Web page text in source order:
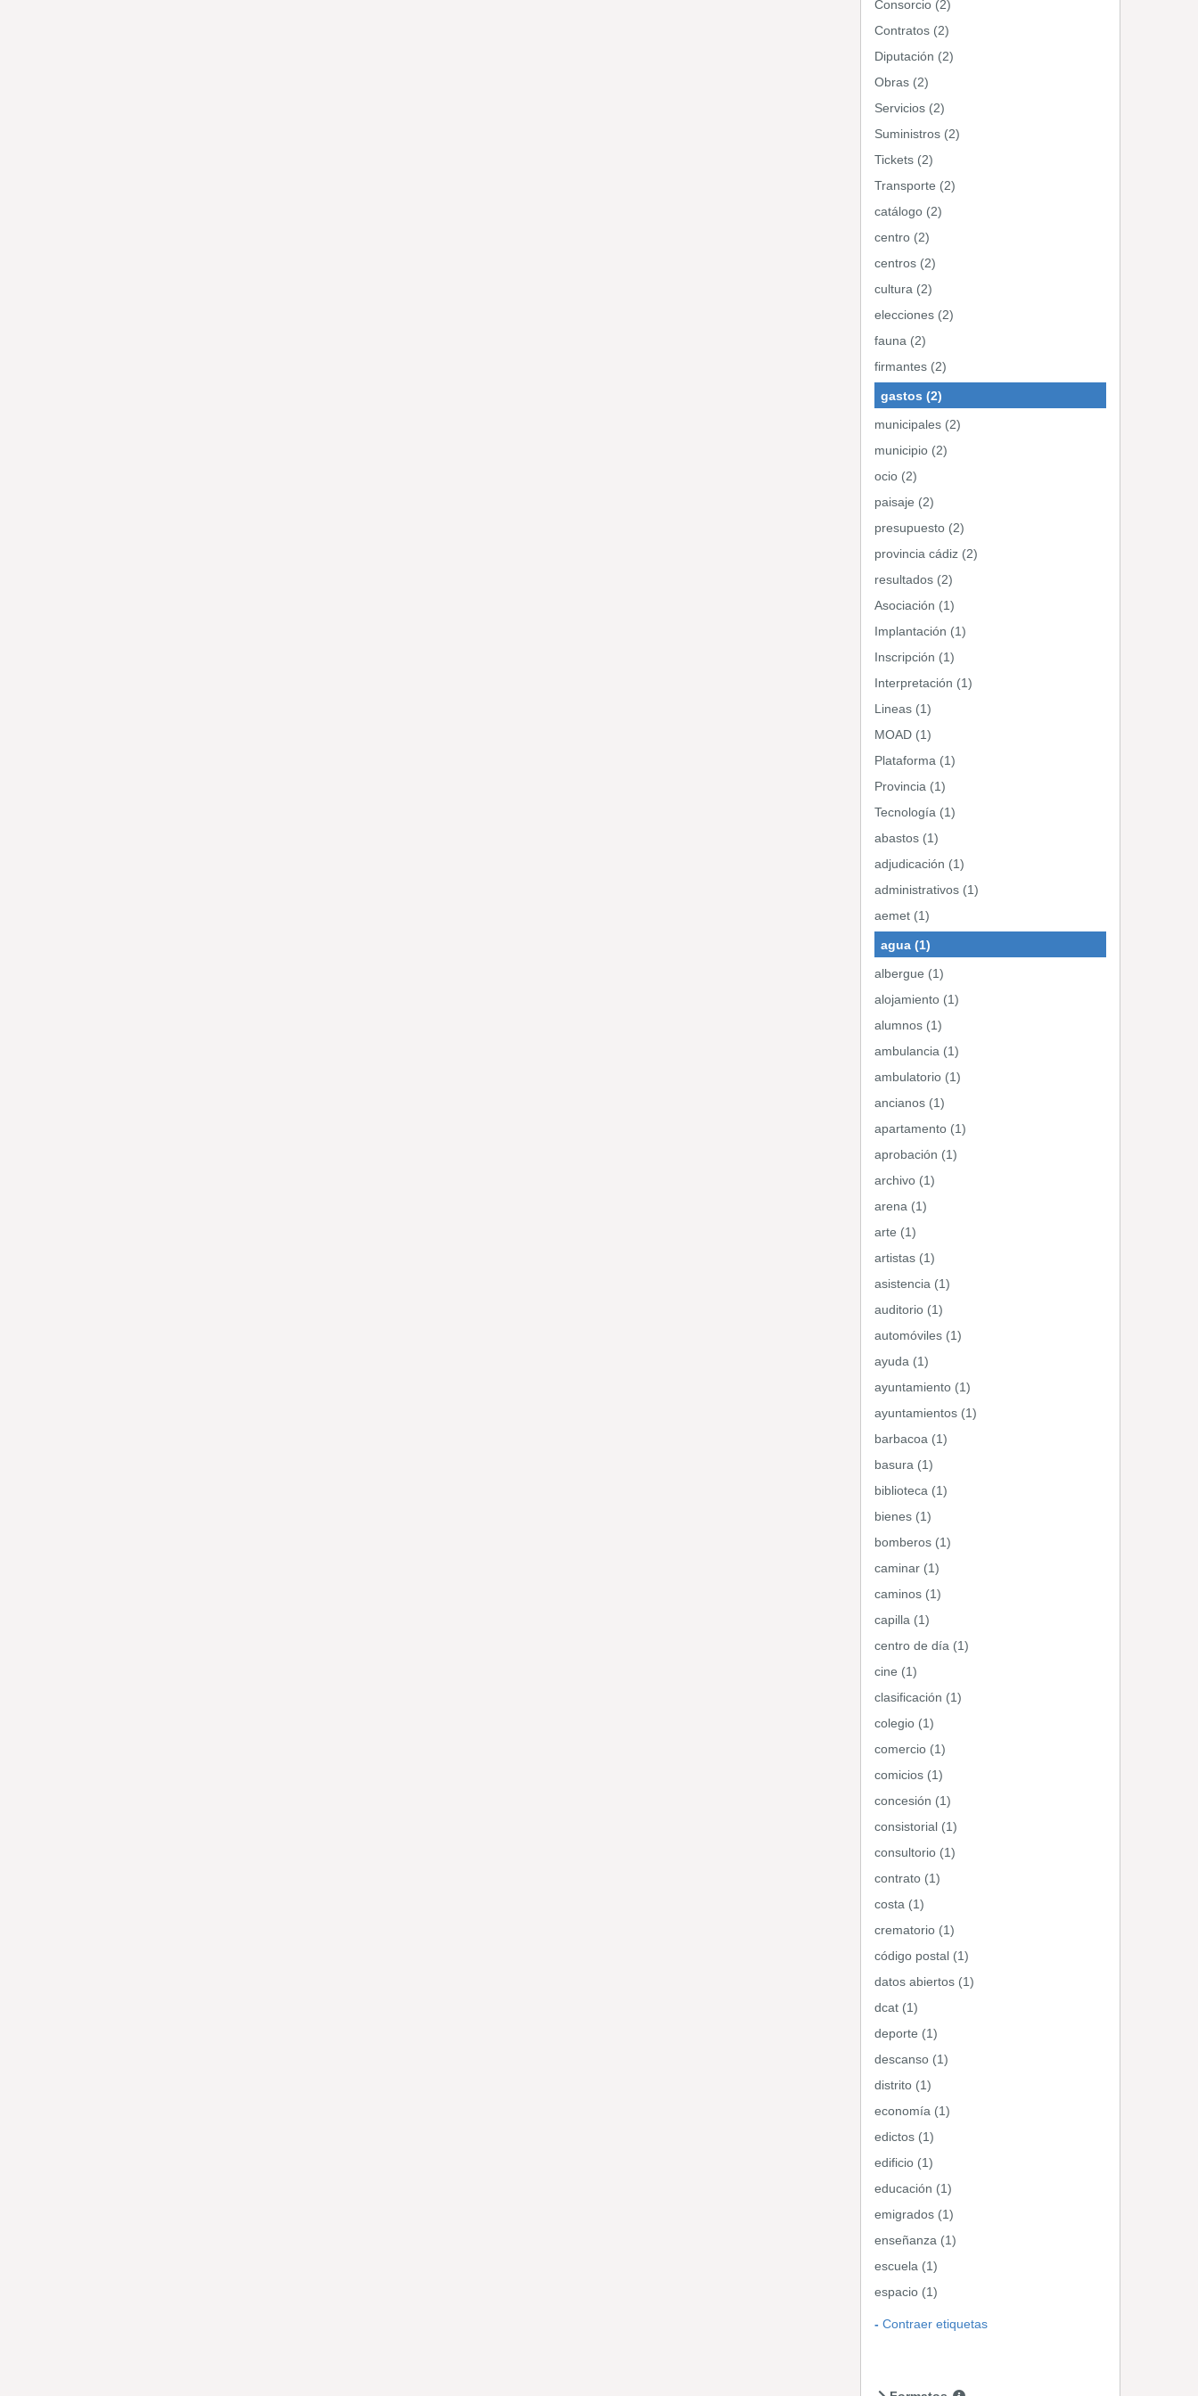
Consorcio (2)
Contratos (2)
Diputación (2)
Obras (2)
Servicios (2)
Suministros (2)
Tickets (2)
Transporte (2)
catálogo (2)
centro (2)
centros (2)
cultura (2)
elecciones (2)
fauna (2)
firmantes (2)
gastos (2)
municipales (2)
municipio (2)
ocio (2)
paisaje (2)
presupuesto (2)
provincia cádiz (2)
resultados (2)
Asociación (1)
Implantación (1)
Inscripción (1)
Interpretación (1)
Lineas (1)
MOAD (1)
Plataforma (1)
Provincia (1)
Tecnología (1)
abastos (1)
adjudicación (1)
administrativos (1)
aemet (1)
agua (1)
albergue (1)
alojamiento (1)
alumnos (1)
ambulancia (1)
ambulatorio (1)
ancianos (1)
apartamento (1)
aprobación (1)
archivo (1)
arena (1)
arte (1)
artistas (1)
asistencia (1)
auditorio (1)
automóviles (1)
ayuda (1)
ayuntamiento (1)
ayuntamientos (1)
barbacoa (1)
basura (1)
biblioteca (1)
bienes (1)
bomberos (1)
caminar (1)
caminos (1)
capilla (1)
centro de día (1)
cine (1)
clasificación (1)
colegio (1)
comercio (1)
comicios (1)
concesión (1)
consistorial (1)
consultorio (1)
contrato (1)
costa (1)
crematorio (1)
código postal (1)
datos abiertos (1)
dcat (1)
deporte (1)
descanso (1)
distrito (1)
economía (1)
edictos (1)
edificio (1)
educación (1)
emigrados (1)
enseñanza (1)
escuela (1)
espacio (1)
Contraer etiquetas